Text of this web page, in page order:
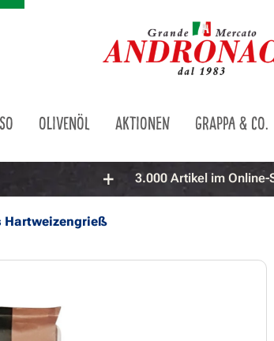
OLIVENÖL AKTIONEN GRAPPA & CO.
3.000 Artikel im Online-
Hartweizengrieß